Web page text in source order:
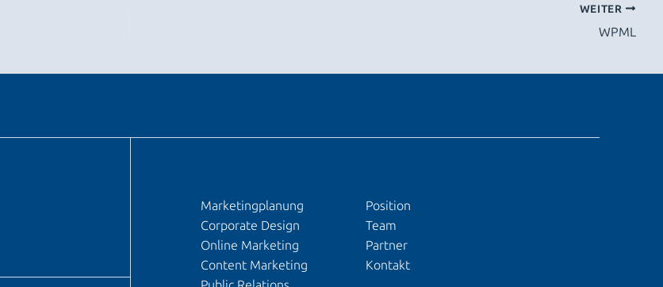
WEITER
WPML
Marketingplanung
Corporate Design
Online Marketing
Content Marketing
Position
Team
Partner
Kontakt